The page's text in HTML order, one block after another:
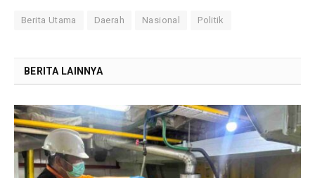
Berita Utama Daerah Nasional Politik
BERITA LAINNYA